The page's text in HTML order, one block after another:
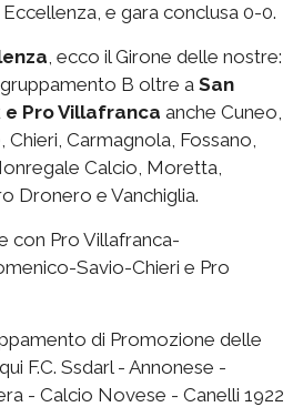
e gara conclusa 0-0.
, ecco il Girone delle nostre:
B oltre a San
Pro Villafranca anche Cuneo,
Carmagnola, Fossano,
Calcio, Moretta,
Dronero e Vanchiglia.
con Pro Villafranca-
Savio-Chieri e Pro
di Promozione delle
F.C. Ssdarl - Annonese -
- Calcio Novese - Canelli 1922